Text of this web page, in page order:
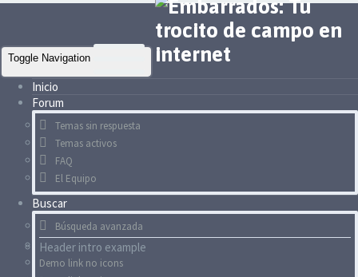
Toggle Navigation
Inicio
Forum
Temas sin respuesta
Temas activos
FAQ
El Equipo
Buscar
Búsqueda avanzada
Header intro example
Demo link no icons